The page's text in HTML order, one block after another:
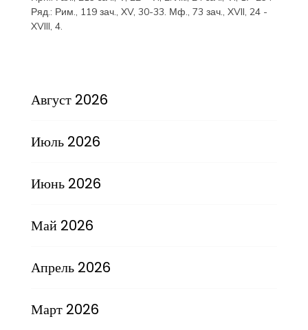
Ряд.: Рим., 119 зач., XV, 30-33. Мф., 73 зач., XVII, 24 -
XVIII, 4.
Август 2026
Июль 2026
Июнь 2026
Май 2026
Апрель 2026
Март 2026